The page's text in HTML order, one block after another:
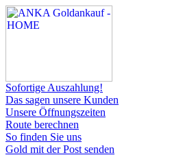
Sofortige Auszahlung!
Das sagen unsere Kunden
Unsere Öffnungszeiten
Route berechnen
So finden Sie uns
Gold mit der Post senden